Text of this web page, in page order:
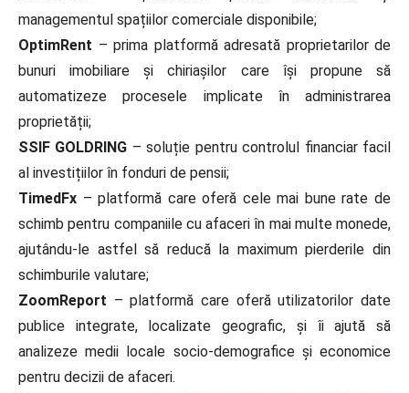
managementul spațiilor comerciale disponibile;
OptimRent – prima platformă adresată proprietarilor de
bunuri imobiliare și chiriașilor care își propune să
automatizeze procesele implicate în administrarea
proprietății;
SSIF GOLDRING – soluție pentru controlul financiar facil
al investițiilor în fonduri de pensii;
TimedFx – platformă care oferă cele mai bune rate de
schimb pentru companiile cu afaceri în mai multe monede,
ajutându-le astfel să reducă la maximum pierderile din
schimburile valutare;
ZoomReport – platformă care oferă utilizatorilor date
publice integrate, localizate geografic, și îi ajută să
analizeze medii locale socio-demografice și economice
pentru decizii de afaceri.